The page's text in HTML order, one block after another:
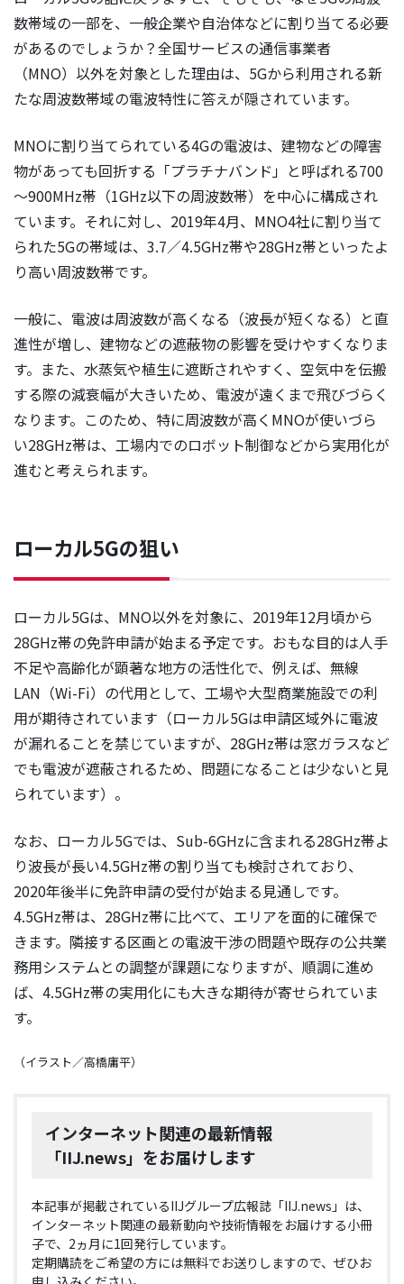
数帯域の一部を、一般企業や自治体などに割り当てる必要
があるのでしょうか？全国サービスの通信事業者
（MNO）以外を対象とした理由は、5Gから利用される新
たな周波数帯域の電波特性に答えが隠されています。
MNOに割り当てられている4Gの電波は、建物などの障害
物があっても回折する「プラチナバンド」と呼ばれる700
～900MHz帯（1GHz以下の周波数帯）を中心に構成され
ています。それに対し、2019年4月、MNO4社に割り当て
られた5Gの帯域は、3.7／4.5GHz帯や28GHz帯といったよ
り高い周波数帯です。
一般に、電波は周波数が高くなる（波長が短くなる）と直
進性が増し、建物などの遮蔽物の影響を受けやすくなりま
す。また、水蒸気や植生に遮断されやすく、空気中を伝搬
する際の減衰幅が大きいため、電波が遠くまで飛びづらく
なります。このため、特に周波数が高くMNOが使いづら
い28GHz帯は、工場内でのロボット制御などから実用化が
進むと考えられます。
ローカル5Gの狙い
ローカル5Gは、MNO以外を対象に、2019年12月頃から
28GHz帯の免許申請が始まる予定です。おもな目的は人手
不足や高齢化が顕著な地方の活性化で、例えば、無線
LAN（Wi-Fi）の代用として、工場や大型商業施設での利
用が期待されています（ローカル5Gは申請区域外に電波
が漏れることを禁じていますが、28GHz帯は窓ガラスなど
でも電波が遮蔽されるため、問題になることは少ないと見
られています）。
なお、ローカル5Gでは、Sub-6GHzに含まれる28GHz帯よ
り波長が長い4.5GHz帯の割り当ても検討されており、
2020年後半に免許申請の受付が始まる見通しです。
4.5GHz帯は、28GHz帯に比べて、エリアを面的に確保で
きます。隣接する区画との電波干渉の問題や既存の公共業
務用システムとの調整が課題になりますが、順調に進め
ば、4.5GHz帯の実用化にも大きな期待が寄せられていま
す。
（イラスト／高橋庸平）
インターネット関連の最新情報
「IIJ.news」をお届けします
本記事が掲載されているIIJグループ広報誌「IIJ.news」は、
インターネット関連の最新動向や技術情報をお届けする小冊
子で、2ヵ月に1回発行しています。
定期購読をご希望の方には無料でお送りしますので、ぜひお